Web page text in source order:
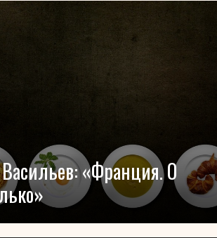
«Франция. О